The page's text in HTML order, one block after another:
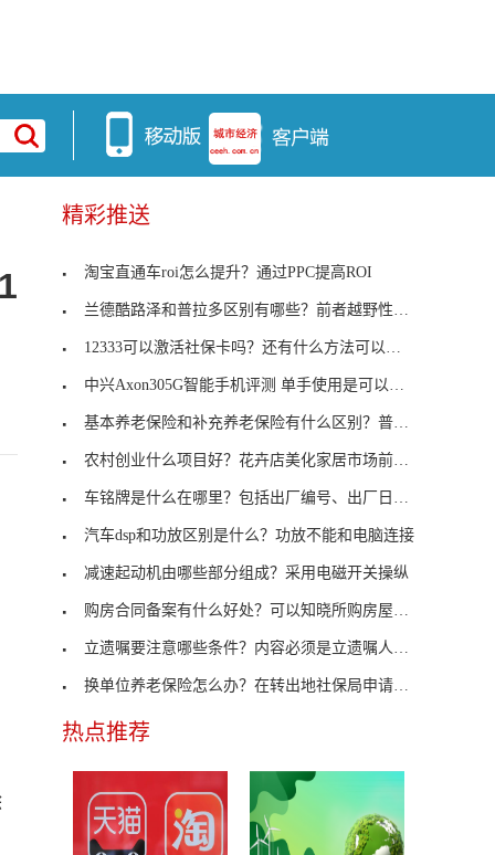
精彩推送
淘宝直通车roi怎么提升？通过PPC提高ROI
兰德酷路泽和普拉多区别有哪些？前者越野性更加强大
12333可以激活社保卡吗？还有什么方法可以激活社保
中兴Axon305G智能手机评测 单手使用是可以管理的
基本养老保险和补充养老保险有什么区别？普及程度不
农村创业什么项目好？花卉店美化家居市场前景广阔
车铭牌是什么在哪里？包括出厂编号、出厂日期及厂名
汽车dsp和功放区别是什么？功放不能和电脑连接
减速起动机由哪些部分组成？采用电磁开关操纵
购房合同备案有什么好处？可以知晓所购房屋手续是否
立遗嘱要注意哪些条件？内容必须是立遗嘱人的真实意
换单位养老保险怎么办？在转出地社保局申请开具凭证
热点推荐